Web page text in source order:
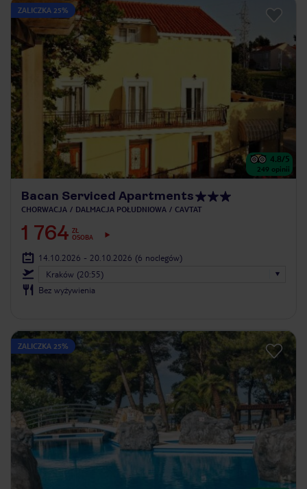
ZALICZKA 25%
4.8/5
249 opinii
Bacan Serviced Apartments
CHORWACJA DALMACJA POŁUDNIOWA CAVTAT
1 764 ZŁ
OSOBA
14.10.2026 - 20.10.2026 (6 noclegów)
Kraków (20:55)
Bez wyżywienia
ZALICZKA 25%